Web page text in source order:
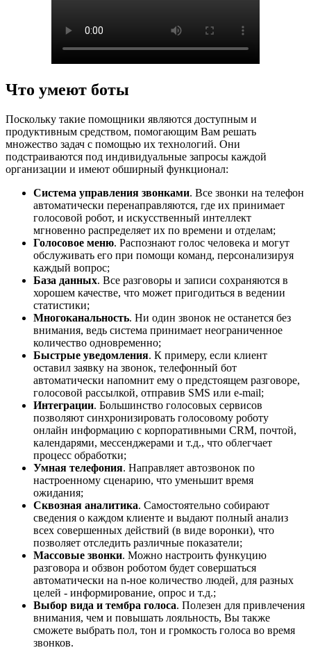
Что умеют боты
Поскольку такие помощники являются доступным и
продуктивным средством, помогающим Вам решать
множество задач с помощью их технологий. Они
подстраиваются под индивидуальные запросы каждой
организации и имеют обширный функционал:
Система управления звонками. Все звонки на телефон
автоматически перенаправляются, где их принимает
голосовой робот, и искусственный интеллект
мгновенно распределяет их по времени и отделам;
Голосовое меню. Распознают голос человека и могут
обслуживать его при помощи команд, персонализируя
каждый вопрос;
База данных. Все разговоры и записи сохраняются в
хорошем качестве, что может пригодиться в ведении
статистики;
Многоканальность. Ни один звонок не останется без
внимания, ведь система принимает неограниченное
количество одновременно;
Быстрые уведомления. К примеру, если клиент
оставил заявку на звонок, телефонный бот
автоматически напомнит ему о предстоящем разговоре,
голосовой рассылкой, отправив SMS или e-mail;
Интеграции. Большинство голосовых сервисов
позволяют синхронизировать голосовому роботу
онлайн информацию с корпоративными CRM, почтой,
календарями, мессенджерами и т.д., что облегчает
процесс обработки;
Умная телефония. Направляет автозвонок по
настроенному сценарию, что уменьшит время
ожидания;
Сквозная аналитика. Самостоятельно собирают
сведения о каждом клиенте и выдают полный анализ
всех совершенных действий (в виде воронки), что
позволяет отследить различные показатели;
Массовые звонки. Можно настроить функуцию
разговора и обзвон роботом будет совершаться
автоматически на n-ное количество людей, для разных
целей - информирование, опрос и т.д.;
Выбор вида и тембра голоса. Полезен для привлечения
внимания, чем и повышать лояльность, Вы также
сможете выбрать пол, тон и громкость голоса во время
звонков.